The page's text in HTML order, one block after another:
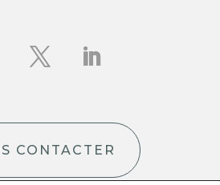
CONTACTER